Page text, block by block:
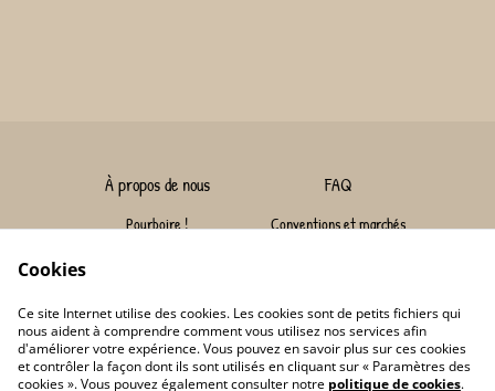
À propos de nous
Pourboire !
FAQ
Conventions et marchés
Conditions générales de vente Politique de cookies
Cookies
Ce site Internet utilise des cookies. Les cookies sont de petits fichiers qui
nous aident à comprendre comment vous utilisez nos services afin
d'améliorer votre expérience. Vous pouvez en savoir plus sur ces cookies
et contrôler la façon dont ils sont utilisés en cliquant sur « Paramètres des
cookies ». Vous pouvez également consulter notre politique de cookies.